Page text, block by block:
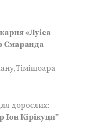
«Луіса
Смаранда
дорослих:
Кірікуци”